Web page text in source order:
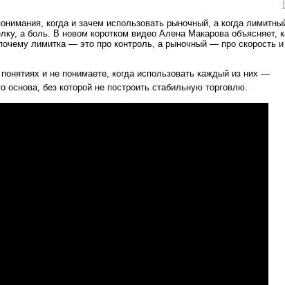
когда и зачем использовать рыночный, а когда
а боль. В новом коротком видео Алена Макарова объясняет,
лимитка — это про контроль, а рыночный — про скорость и
и не понимаете, когда использовать каждый из них —
основа, без которой не построить стабильную торговлю.